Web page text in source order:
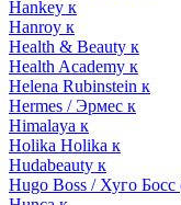
Hankey к
Hanroy к
Health & Beauty к
Health Academy к
Helena Rubinstein к
Hermes / Эрмес к
Himalaya к
Holika Holika к
Hudabeauty к
Hugo Boss / Хуго